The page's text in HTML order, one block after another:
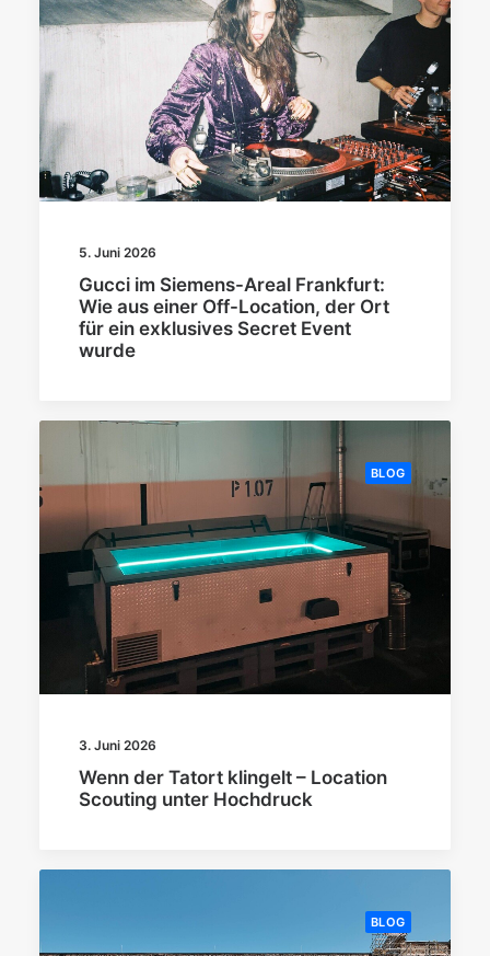
5. Juni 2026
Gucci im Siemens-Areal Frankfurt:
Wie aus einer Off-Location, der Ort
für ein exklusives Secret Event
wurde
BLOG
3. Juni 2026
Wenn der Tatort klingelt – Location
Scouting unter Hochdruck
BLOG